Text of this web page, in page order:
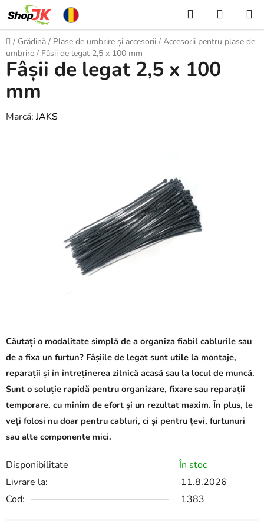
conținut
Căutare
DE
Acasă
/ Grădină / Plase de umbrire și accesorii / Accesorii pentru plase de
umbrire / Fâșii de legat 2,5 x 100 mm
Căutați o modalitate simplă de a organiza fiabil cablurile sau
de a fixa un furtun? Fâșiile de legat sunt utile la montaje,
reparații și în întreținerea zilnică acasă sau la locul de muncă.
Sunt o soluție rapidă pentru organizare, fixare sau reparații
temporare, cu minim de efort și un rezultat maxim. În plus, le
veți folosi nu doar pentru cabluri, ci și pentru țevi, furtunuri
sau alte componente mici.
Disponibilitate
În stoc
Livrare la:
11.8.2026
Cod:
1383
Fâșii de legat 2,5 x 100
mm
Marcă:JAKS